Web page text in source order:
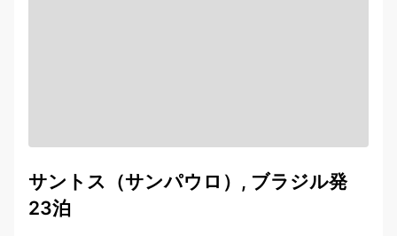
サントス（サンパウロ）, ブラジル発
23泊